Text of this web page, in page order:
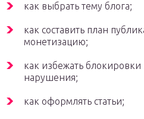
как выбрать тему блога;
как составить план
монетизацию;
как избежать
нарушения;
как оформлять статьи;